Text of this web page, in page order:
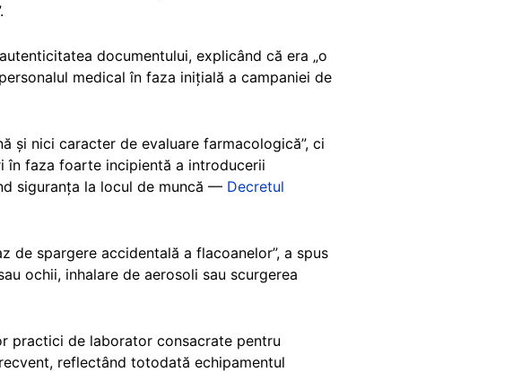
documentului, explicând că era „o
medical în faza inițială a campaniei de
și nici caracter de evaluare farmacologică”, ci
în faza foarte incipientă a introducerii
siguranța la locul de muncă — Decretul
spargere accidentală a flacoanelor”, a spus
ochii, inhalare de aerosoli sau scurgerea
practici de laborator consacrate pentru
reflectând totodată echipamentul